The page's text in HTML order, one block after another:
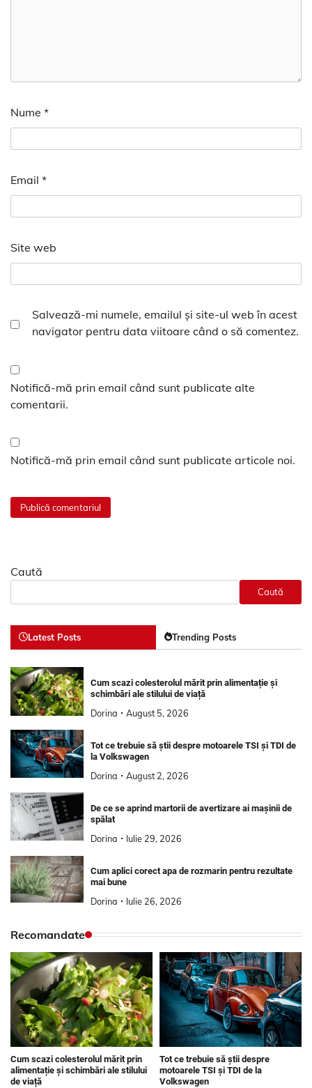
Nume *
Email *
Site web
Salvează-mi numele, emailul și site-ul web în acest
navigator pentru data viitoare când o să comentez.
Notifică-mă prin email când sunt publicate alte
comentarii.
Notifică-mă prin email când sunt publicate articole noi.
Caută
Caută
Latest Posts Trending Posts
Cum scazi colesterolul mărit prin alimentație și
schimbări ale stilului de viață
Dorina August 5, 2026
Tot ce trebuie să știi despre motoarele TSI și TDI de
la Volkswagen
Dorina August 2, 2026
De ce se aprind martorii de avertizare ai mașinii de
spălat
Dorina Iulie 29, 2026
Cum aplici corect apa de rozmarin pentru rezultate
mai bune
Dorina Iulie 26, 2026
Recomandate
Cum scazi colesterolul mărit prin
alimentație și schimbări ale stilului
de viață
Tot ce trebuie să știi despre
motoarele TSI și TDI de la
Volkswagen